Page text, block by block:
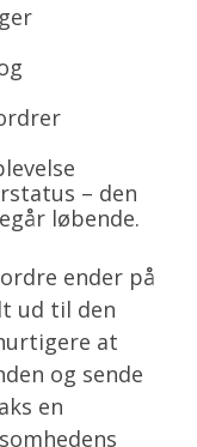
– den
løbende.
ender på
ud til den
at
og sende
en